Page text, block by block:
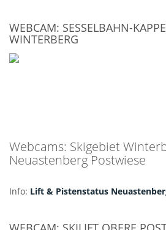
WEBCAM: SESSELBAHN-
WINTERBERG
Webcams: Skigebiet
Neuastenberg Postwiese
Info: Lift & Pistenstatus